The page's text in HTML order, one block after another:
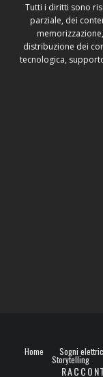
Tutti i diritti sono
parziale, dei
distribuzione dei
tecnologica,
Home Sogni
Storytelling